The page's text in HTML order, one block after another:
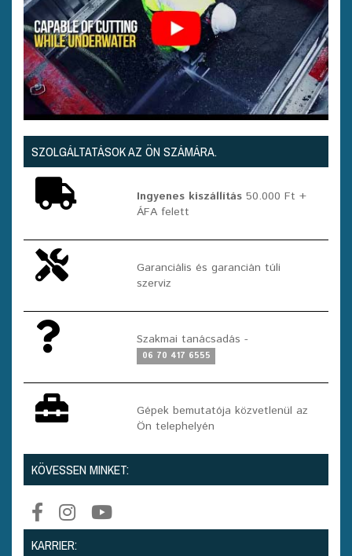
SZOLGÁLTATÁSOK AZ ÖN SZÁMÁRA.
Ingyenes kiszállítás 50.000 Ft +
ÁFA felett
Garanciális és garancián túli
szerviz
Szakmai tanácsadás -
06 70 417 6555
Gépek bemutatója közvetlenül az
Ön telephelyén
KÖVESSEN MINKET:
KARRIER: